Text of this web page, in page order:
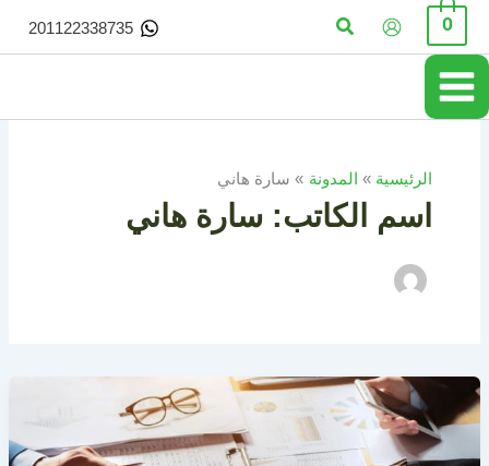
تخطي
المحتوى
0 البحث 201122338735
الرئيسية المدونة سارة هاني
اسم الكاتب: سارة هاني